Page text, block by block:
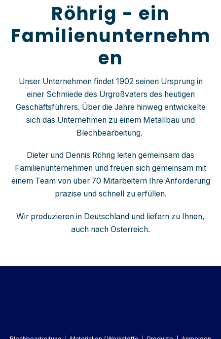
Röhrig - ein
Familienunternehm
en
Unser Unternehmen findet 1902 seinen Ursprung in
einer Schmiede des Urgroßvaters des heutigen
Geschäftsführers. Über die Jahre hinweg entwickelte
sich das Unternehmen zu einem Metallbau und
Blechbearbeitung.
Dieter und Dennis Röhrig leiten gemeinsam das
Familienunternehmen und freuen sich gemeinsam mit
einem Team von über 70 Mitarbeitern Ihre Anforderung
präzise und schnell zu erfüllen.
Wir produzieren in Deutschland und liefern zu Ihnen,
auch nach Österreich.